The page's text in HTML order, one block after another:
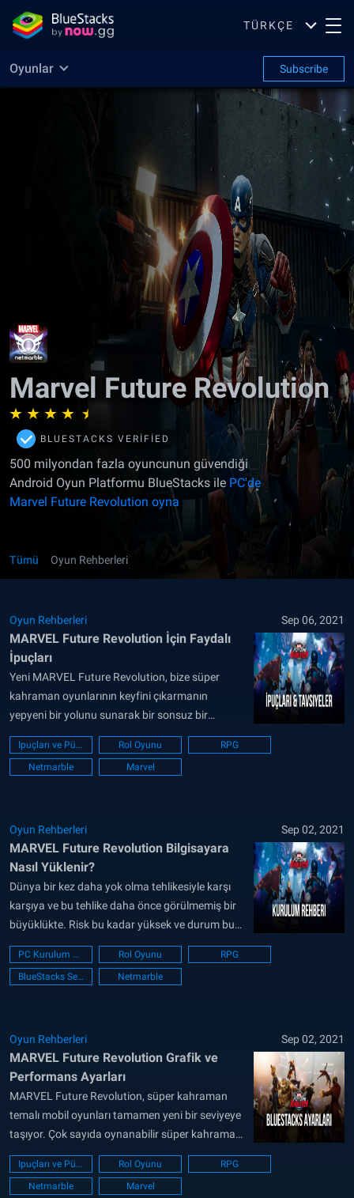
TÜRKÇE
Oyunlar Subscribe
Marvel Future Revolution
BLUESTACKS VERIFIED
500 milyondan fazla oyuncunun güvendiği
Android Oyun Platformu BlueStacks ile PC'de
Marvel Future Revolution oyna
Tümü Oyun Rehberleri
Oyun Rehberleri Sep 06, 2021
MARVEL Future Revolution İçin Faydalı
İpuçları
Yeni MARVEL Future Revolution, bize süper
kahraman oyunlarının keyfini çıkarmanın
yepyeni bir yolunu sunarak bir sonsuz bir
olasılıklar dünyasının kapılarını açıyor. Bu seriyi
dövüş oyunlarıyla zaten tanıyoruz, ancak bu kez
oyun açık dünya unsurları içeriyor ve oyunculara
özgürlüğü...
Ipuçları ve Püf noktaları Rol Oyunu
RPG
Netmarble
Marvel
Oyun Rehberleri Sep 02, 2021
MARVEL Future Revolution Bilgisayara
Nasıl Yüklenir?
Dünya bir kez daha yok olma tehlikesiyle karşı
karşıya ve bu tehlike daha önce görülmemiş bir
büyüklükte. Risk bu kadar yüksek ve durum bu
kadar vahimken, evrenin dört bir yanından
kahramanlar bir araya gelerek kötülüğün zafere
ulaşmasını engellemek için mücadeleye
PC Kurulum Kılavuzu Rol Oyunu
RPG
BlueStacks Setup
Netmarble
Oyun Rehberleri Sep 02, 2021
MARVEL Future Revolution Grafik ve
Performans Ayarları
MARVEL Future Revolution, süper kahraman
temalı mobil oyunları tamamen yeni bir seviyeye
taşıyor. Çok sayıda oynanabilir süper kahraman,
sayısız ilgi çekici konum, tamamlanacak onlarca
görev ve çizgi roman efektleri ile dövebileceğiniz
bir sürü “kötü adam” sunuyor. Oyun aynı
Ipuçları ve Püf noktaları Rol Oyunu
RPG
Netmarble
Marvel